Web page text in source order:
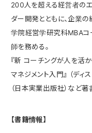
200人を超える経営者のエ
ダー開発とともに、企業
学院経営学研究科MBAコ
師を務める。
『新 コーチングが人を活
マネジメント入門』 （ディ
（日本実業出版社）など著
【書籍情報】